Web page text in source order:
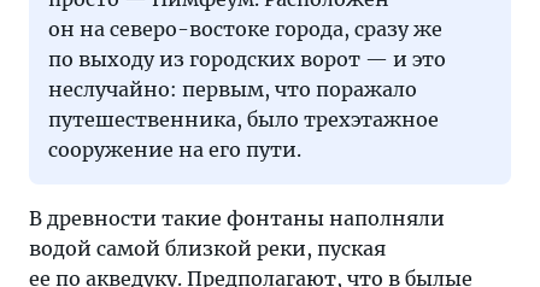
он на северо-востоке города, сразу же
по выходу из городских ворот — и это
неслучайно: первым, что поражало
путешественника, было трехэтажное
сооружение на его пути.
В древности такие фонтаны наполняли
водой самой близкой реки, пуская
ее по акведуку. Предполагают, что в былые